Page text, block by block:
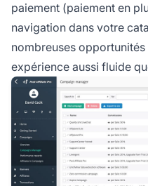
paiement (paiement en
navigation dans votre
nombreuses
expérience aussi fluide